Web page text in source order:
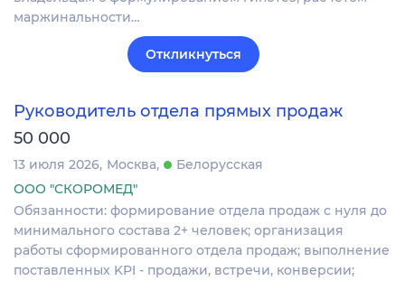
маржинальности…
Откликнуться
Руководитель отдела прямых продаж
50 000
13 июля 2026 Москва
Белорусская
ООО "СКОРОМЕД"
Обязанности: формирование отдела продаж с нуля до
минимального состава 2+ человек; организация
работы сформированного отдела продаж; выполнение
поставленных KPI - продажи, встречи, конверсии;